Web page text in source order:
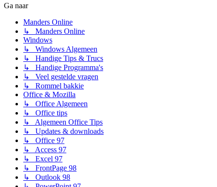
Ga naar
Manders Online
↳ Manders Online
Windows
↳ Windows Algemeen
↳ Handige Tips & Trucs
↳ Handige Programma's
↳ Veel gestelde vragen
↳ Rommel bakkie
Office & Mozilla
↳ Office Algemeen
↳ Office tips
↳ Algemeen Office Tips
↳ Updates & downloads
↳ Office 97
↳ Access 97
↳ Excel 97
↳ FrontPage 98
↳ Outlook 98